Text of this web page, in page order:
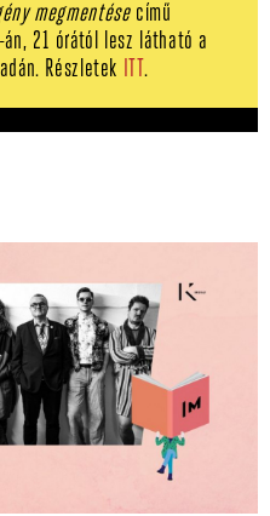
megmentésecímű
21 órától lesz látható a
Részletek
.